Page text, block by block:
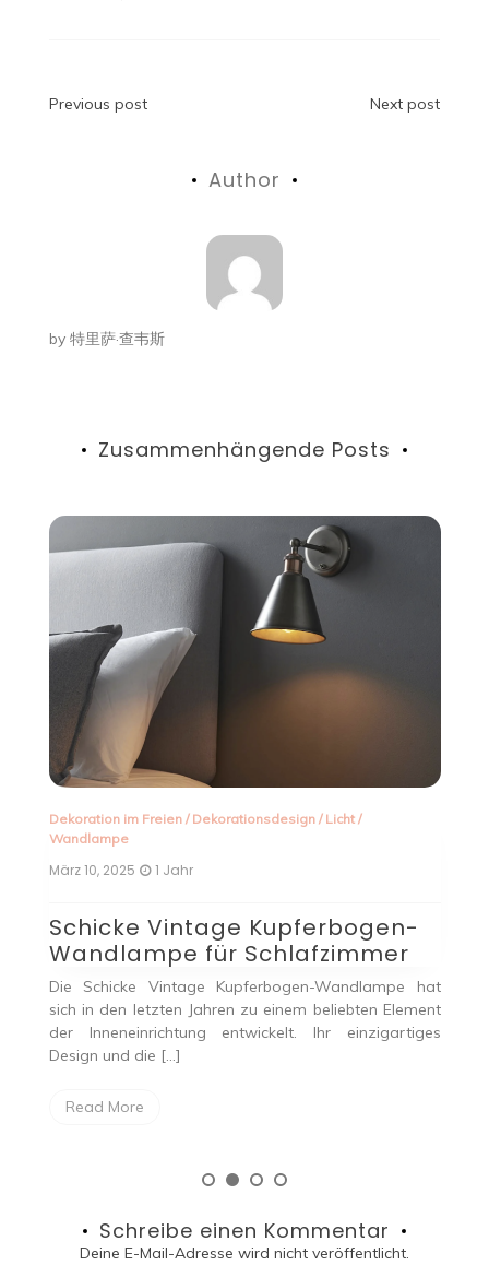
Beitragsnavigation
Previous post Next post
Author
by 特里萨·查韦斯
Zusammenhängende Posts
Stehlampe/ Dekorationsdesign/Licht
Juli 16, 2024
Leitfaden für stilvolle
Beleuchtung
Die Beleuchtung stellt einen essentiellen Faktor in der
Innenarchitektur dar. Sie erfüllt nicht nur die primäre
Funktion der Sichtbarkeitsgewährleistung, sondern
beeinflusst maßgeblich […]
Read More
Schreibe einen Kommentar
Deine E-Mail-Adresse wird nicht veröffentlicht.